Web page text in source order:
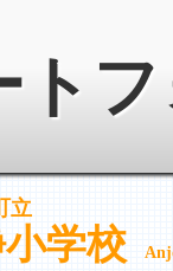
ト
立
学校